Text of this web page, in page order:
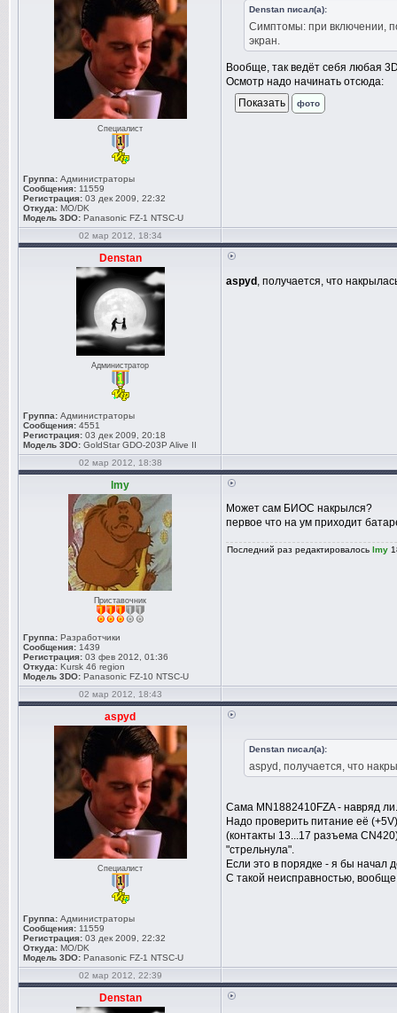
Специалист
Группа: Администраторы
Сообщения: 11559
Регистрация: 03 дек 2009, 22:32
Откуда: MO/DK
Модель 3DO: Panasonic FZ-1 NTSC-U
Denstan писал(а):
Симптомы: при включении,
экран.
Вообще, так ведёт себя любая
Осмотр надо начинать отсюда:
фото
02 мар 2012, 18:34
Denstan
Администратор
Группа: Администраторы
Сообщения: 4551
Регистрация: 03 дек 2009, 20:18
Модель 3DO: GoldStar GDO-203P Alive II
aspyd , получается, что
02 мар 2012, 18:38
lmy
Приставочник
Группа: Разработчики
Сообщения: 1439
Регистрация: 03 фев 2012, 01:36
Откуда: Kursk 46 region
Модель 3DO: Panasonic FZ-10 NTSC-U
Может сам БИОС накрылся?
первое что на ум приходит
Последний раз редактировалось lmy
02 мар 2012, 18:43
aspyd
Специалист
Группа: Администраторы
Сообщения: 11559
Регистрация: 03 дек 2009, 22:32
Откуда: MO/DK
Модель 3DO: Panasonic FZ-1 NTSC-U
Denstan писал(а):
aspyd, получается, что
Сама MN1882410FZA - навряд ли.
Надо проверить питание её
(контакты 13...17 разъема
"стрельнула".
Если это в порядке - я бы начал
С такой неисправностью,
02 мар 2012, 22:39
Denstan